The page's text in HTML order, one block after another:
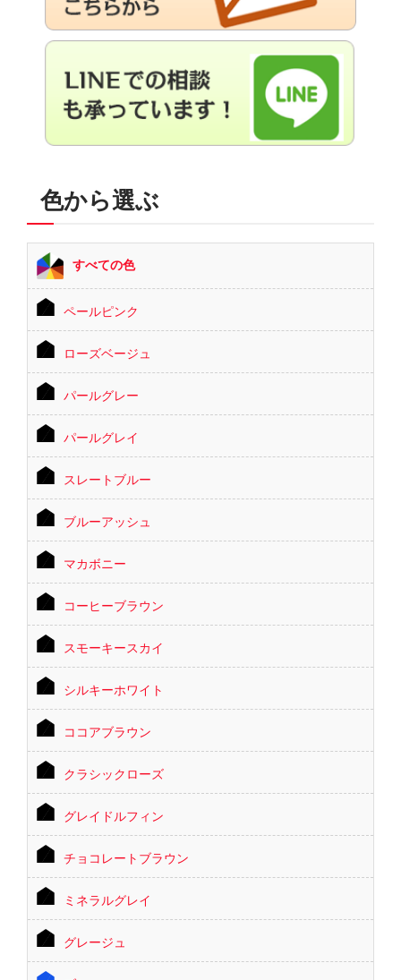
色から選ぶ
すべての色
ペールピンク
ローズベージュ
パールグレー
パールグレイ
スレートブルー
ブルーアッシュ
マカボニー
コーヒーブラウン
スモーキースカイ
シルキーホワイト
ココアブラウン
クラシックローズ
グレイドルフィン
チョコレートブラウン
ミネラルグレイ
グレージュ